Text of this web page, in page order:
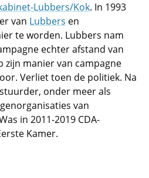
Lubbers/Kok. In 1993
van Lubbers en
te worden. Lubbers nam
echter afstand van
zijn manier van campagne
Verliet toen de politiek. Na
onder meer als
van
in 2011-2019 CDA-
Kamer.